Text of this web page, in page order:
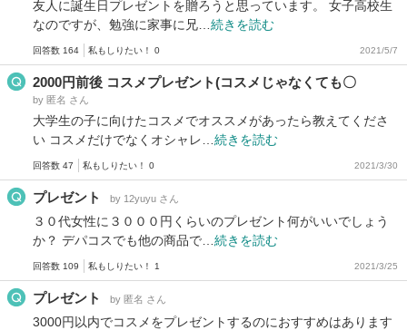
友人に誕生日プレゼントを贈ろうと思っています。 女子高校生
なのですが、勉強に家事に兄… 続きを読む
回答数 164 私もしりたい！ 0 2021/5/7
2000円前後 コスメプレゼント(コスメじゃなくても〇
by 匿名 さん
大学生の子に向けたコスメでオススメがあったら教えてくださ
い コスメだけでなくオシャレ… 続きを読む
回答数 47 私もしりたい！ 0 2021/3/30
プレゼント by 12yuyu さん
３０代女性に３０００円くらいのプレゼント何がいいでしょう
か？ デパコスでも他の商品で… 続きを読む
回答数 109 私もしりたい！ 1 2021/3/25
プレゼント by 匿名 さん
3000円以内でコスメをプレゼントするのにおすすめはあります